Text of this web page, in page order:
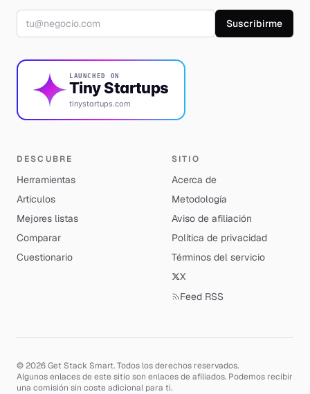
Correo electrónico Suscribirme
LAUNCHED ON
Tiny Startups
tinystartups.com
DESCUBRE
Herramientas
Artículos
Mejores listas
Comparar
Cuestionario
SITIO
Acerca de
Metodología
Aviso de afiliación
Política de privacidad
Términos del servicio
X
Feed RSS
© 2026 Get Stack Smart. Todos los derechos reservados.
Algunos enlaces de este sitio son enlaces de afiliados. Podemos recibir
una comisión sin coste adicional para ti.